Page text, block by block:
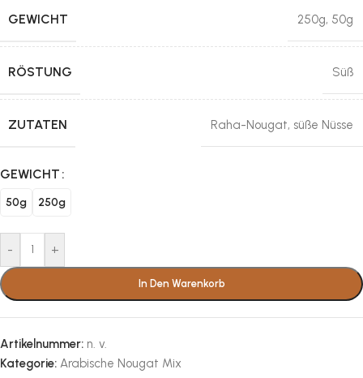
GEWICHT 250g, 50g
RÖSTUNG Süß
ZUTATEN Raha-Nougat, süße Nüsse
GEWICHT
50g 250g
- +
In Den Warenkorb
Artikelnummer: n. v.
Kategorie: Arabische Nougat Mix